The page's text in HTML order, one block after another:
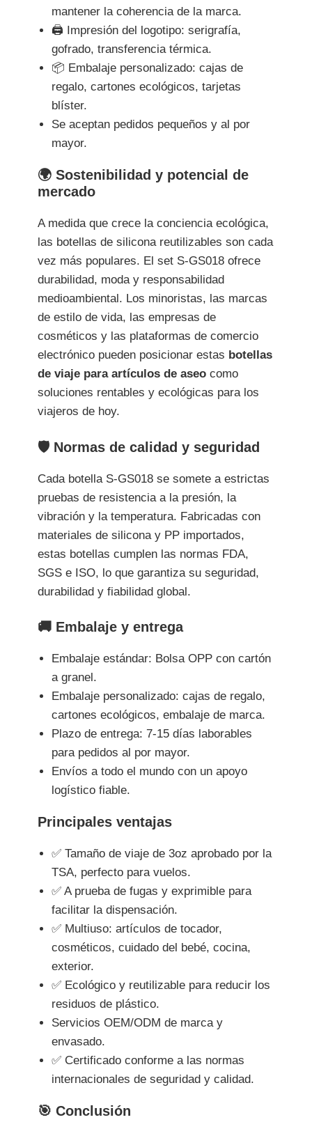
mantener la coherencia de la marca.
🖨️ Impresión del logotipo: serigrafía,
gofrado, transferencia térmica.
📦 Embalaje personalizado: cajas de
regalo, cartones ecológicos, tarjetas
blíster.
Se aceptan pedidos pequeños y al por
mayor.
🌍 Sostenibilidad y potencial de
mercado
A medida que crece la conciencia ecológica,
las botellas de silicona reutilizables son cada
vez más populares. El set S-GS018 ofrece
durabilidad, moda y responsabilidad
medioambiental. Los minoristas, las marcas
de estilo de vida, las empresas de
cosméticos y las plataformas de comercio
electrónico pueden posicionar estas botellas
de viaje para artículos de aseo como
soluciones rentables y ecológicas para los
viajeros de hoy.
🛡️ Normas de calidad y seguridad
Cada botella S-GS018 se somete a estrictas
pruebas de resistencia a la presión, la
vibración y la temperatura. Fabricadas con
materiales de silicona y PP importados,
estas botellas cumplen las normas FDA,
SGS e ISO, lo que garantiza su seguridad,
durabilidad y fiabilidad global.
🚚 Embalaje y entrega
Embalaje estándar: Bolsa OPP con cartón
a granel.
Embalaje personalizado: cajas de regalo,
cartones ecológicos, embalaje de marca.
Plazo de entrega: 7-15 días laborables
para pedidos al por mayor.
Envíos a todo el mundo con un apoyo
logístico fiable.
Principales ventajas
✅ Tamaño de viaje de 3oz aprobado por la
TSA, perfecto para vuelos.
✅ A prueba de fugas y exprimible para
facilitar la dispensación.
✅ Multiuso: artículos de tocador,
cosméticos, cuidado del bebé, cocina,
exterior.
✅ Ecológico y reutilizable para reducir los
residuos de plástico.
Servicios OEM/ODM de marca y
envasado.
✅ Certificado conforme a las normas
internacionales de seguridad y calidad.
🎯 Conclusión